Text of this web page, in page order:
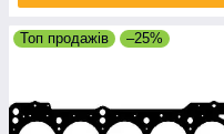
Топ продажів –25%